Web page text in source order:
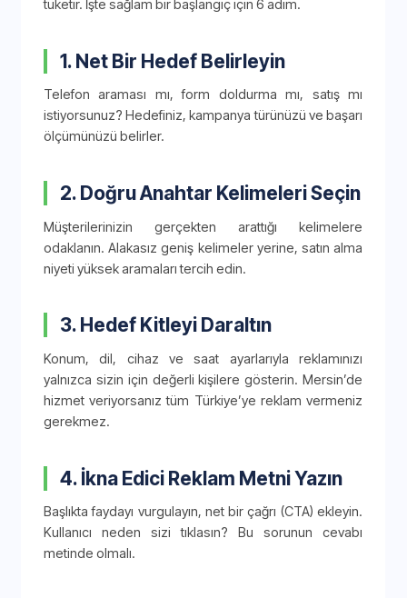
tüketir. İşte sağlam bir başlangıç için 6 adım.
1. Net Bir Hedef Belirleyin
Telefon araması mı, form doldurma mı, satış mı
istiyorsunuz? Hedefiniz, kampanya türünüzü ve başarı
ölçümünüzü belirler.
2. Doğru Anahtar Kelimeleri Seçin
Müşterilerinizin gerçekten arattığı kelimelere
odaklanın. Alakasız geniş kelimeler yerine, satın alma
niyeti yüksek aramaları tercih edin.
3. Hedef Kitleyi Daraltın
Konum, dil, cihaz ve saat ayarlarıyla reklamınızı
yalnızca sizin için değerli kişilere gösterin. Mersin’de
hizmet veriyorsanız tüm Türkiye’ye reklam vermeniz
gerekmez.
4. İkna Edici Reklam Metni Yazın
Başlıkta faydayı vurgulayın, net bir çağrı (CTA) ekleyin.
Kullanıcı neden sizi tıklasın? Bu sorunun cevabı
metinde olmalı.